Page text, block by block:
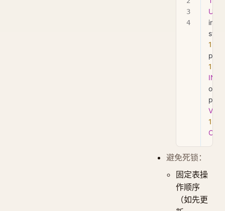
1
123
123
避免死锁：
固定表操
作顺序
（如先更